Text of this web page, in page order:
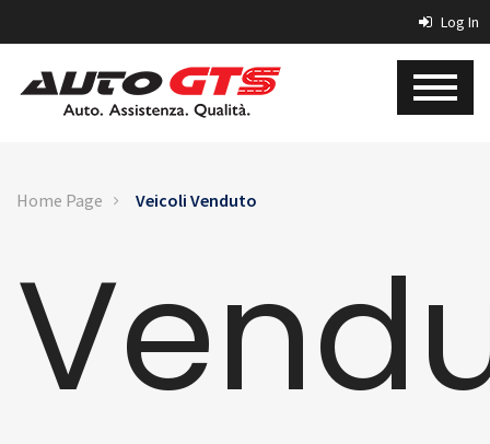
Log In
Home Page Veicoli Venduto